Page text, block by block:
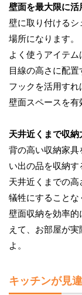
壁面を最大限に活
壁に取り付ける
場所になります。
よく使うアイテ
目線の高さに配置
フックを活用す
壁面スペースを有
天井近くまで収納
背の高い収納家
い出の品を収納す
天井近くまでの
犠牲にすることな
壁面収納を効率
えて、お部屋が
よ。
キッチンが見